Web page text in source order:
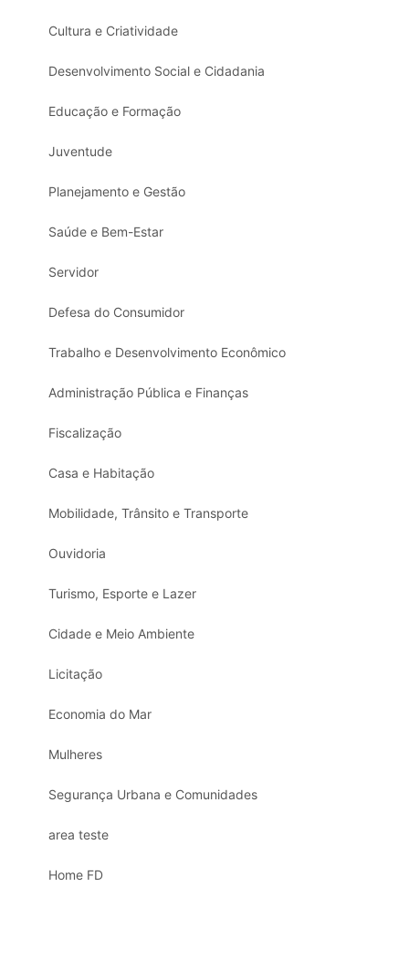
Cultura e Criatividade
Desenvolvimento Social e Cidadania
Educação e Formação
Juventude
Planejamento e Gestão
Saúde e Bem-Estar
Servidor
Defesa do Consumidor
Trabalho e Desenvolvimento Econômico
Administração Pública e Finanças
Fiscalização
Casa e Habitação
Mobilidade, Trânsito e Transporte
Ouvidoria
Turismo, Esporte e Lazer
Cidade e Meio Ambiente
Licitação
Economia do Mar
Mulheres
Segurança Urbana e Comunidades
area teste
Home FD